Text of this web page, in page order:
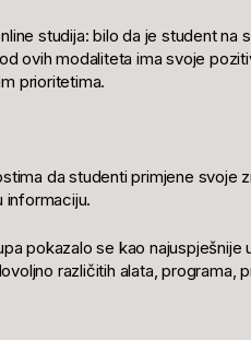
studija: bilo da je student na
ovih modaliteta ima svoje
prioritetima.
da studenti primjene svoje
informaciju.
pokazalo se kao najuspješnije
različitih alata, programa,